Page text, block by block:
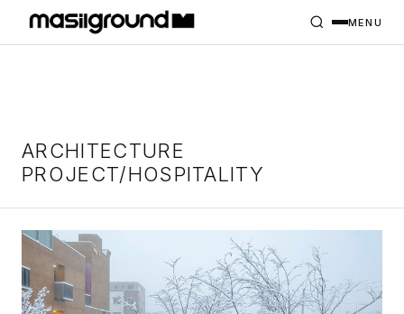
PROJECTS
MASILWIDE
MENU
ARCHITECTURE
PROJECT/HOSPITALITY